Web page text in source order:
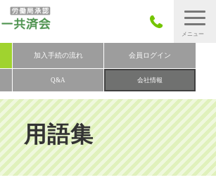
加入手続の流れ 会員ログイン
Q&A 会社情報
労災保険とは
労災保険の取りまとめ
労災保険加入手続きの流れ
加入費用
加入申込み
用語集